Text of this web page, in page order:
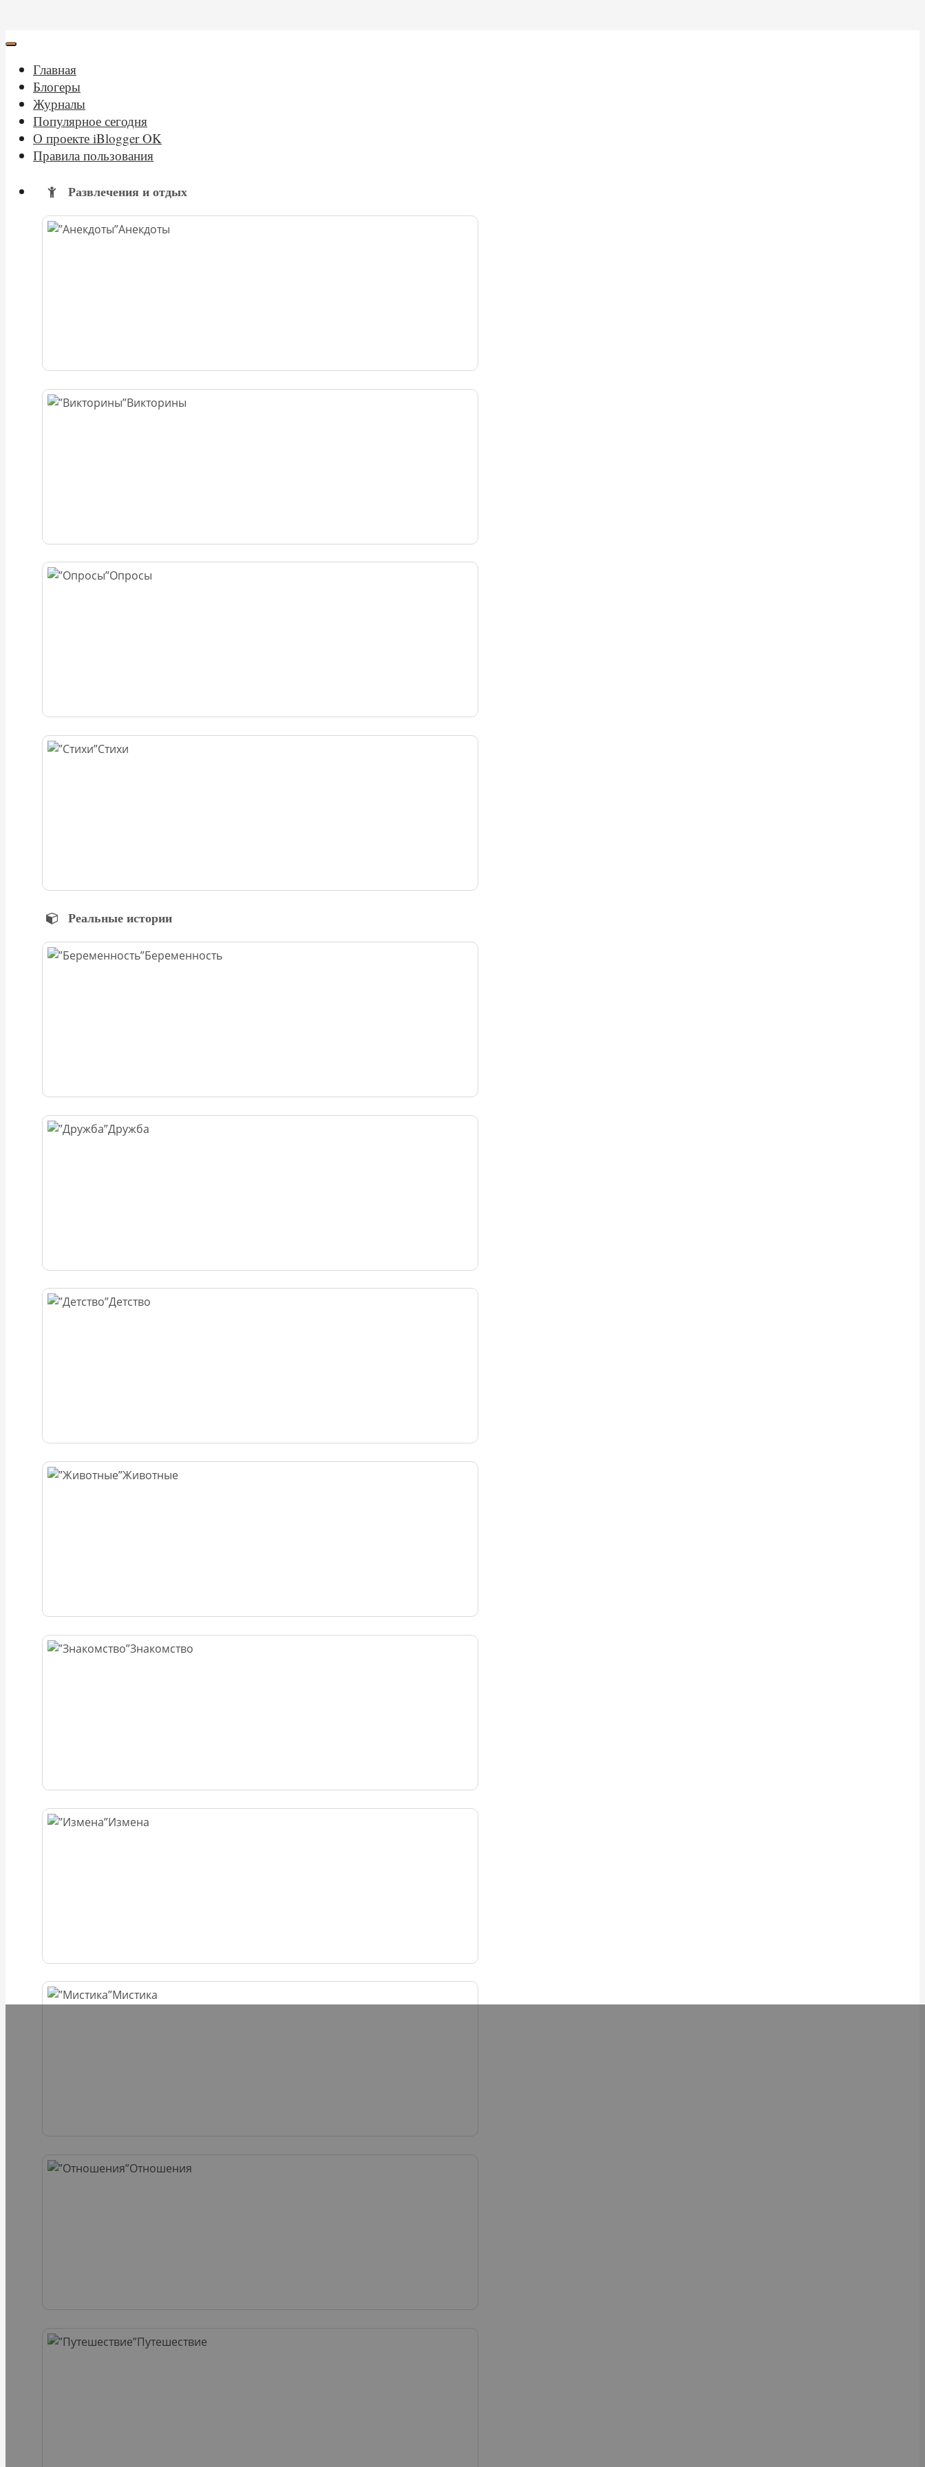
Главная
Блогеры
Журналы
Популярное сегодня
О проекте iBlogger OK
Правила пользования
Развлечения и отдых
Анекдоты
Викторины
Опросы
Стихи
Реальные истории
Беременность
Дружба
Детство
Животные
Знакомство
Измена
Мистика
Отношения
Путешествие